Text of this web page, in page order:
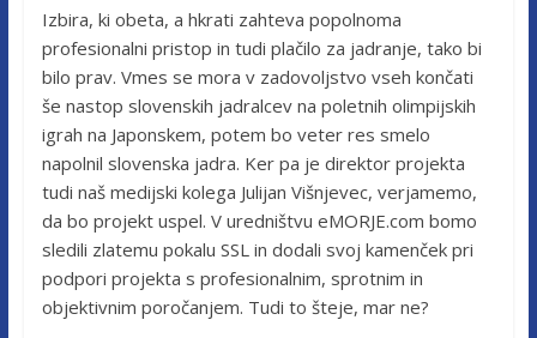
Izbira, ki obeta, a hkrati zahteva popolnoma
profesionalni pristop in tudi plačilo za jadranje, tako bi
bilo prav. Vmes se mora v zadovoljstvo vseh končati
še nastop slovenskih jadralcev na poletnih olimpijskih
igrah na Japonskem, potem bo veter res smelo
napolnil slovenska jadra. Ker pa je direktor projekta
tudi naš medijski kolega Julijan Višnjevec, verjamemo,
da bo projekt uspel. V uredništvu eMORJE.com bomo
sledili zlatemu pokalu SSL in dodali svoj kamenček pri
podpori projekta s profesionalnim, sprotnim in
objektivnim poročanjem. Tudi to šteje, mar ne?